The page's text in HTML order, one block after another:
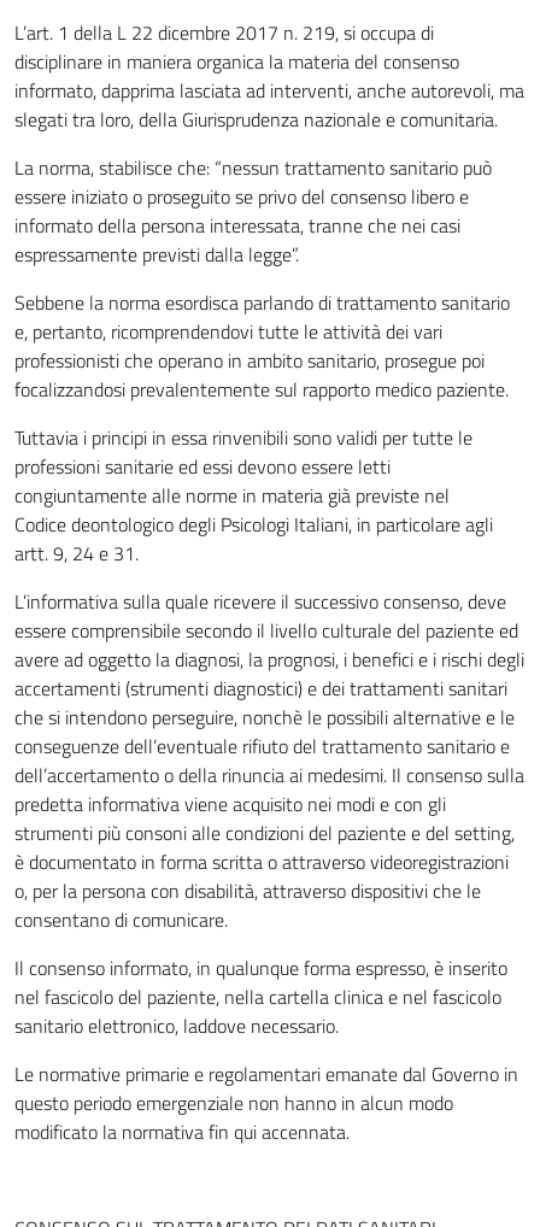
L’art. 1 della L 22 dicembre 2017 n. 219, si occupa di
disciplinare in maniera organica la materia del consenso
informato, dapprima lasciata ad interventi, anche autorevoli, ma
slegati tra loro, della Giurisprudenza nazionale e comunitaria.
La norma, stabilisce che: “nessun trattamento sanitario può
essere iniziato o proseguito se privo del consenso libero e
informato della persona interessata, tranne che nei casi
espressamente previsti dalla legge”.
Sebbene la norma esordisca parlando di trattamento sanitario
e, pertanto, ricomprendendovi tutte le attività dei vari
professionisti che operano in ambito sanitario, prosegue poi
focalizzandosi prevalentemente sul rapporto medico paziente.
Tuttavia i principi in essa rinvenibili sono validi per tutte le
professioni sanitarie ed essi devono essere letti
congiuntamente alle norme in materia già previste nel
Codice deontologico degli Psicologi Italiani, in particolare agli
artt. 9, 24 e 31.
L’informativa sulla quale ricevere il successivo consenso, deve
essere comprensibile secondo il livello culturale del paziente ed
avere ad oggetto la diagnosi, la prognosi, i benefici e i rischi degli
accertamenti (strumenti diagnostici) e dei trattamenti sanitari
che si intendono perseguire, nonchè le possibili alternative e le
conseguenze dell’eventuale rifiuto del trattamento sanitario e
dell’accertamento o della rinuncia ai medesimi. Il consenso sulla
predetta informativa viene acquisito nei modi e con gli
strumenti più consoni alle condizioni del paziente e del setting,
è documentato in forma scritta o attraverso videoregistrazioni
o, per la persona con disabilità, attraverso dispositivi che le
consentano di comunicare.
Il consenso informato, in qualunque forma espresso, è inserito
nel fascicolo del paziente, nella cartella clinica e nel fascicolo
sanitario elettronico, laddove necessario.
Le normative primarie e regolamentari emanate dal Governo in
questo periodo emergenziale non hanno in alcun modo
modificato la normativa fin qui accennata.